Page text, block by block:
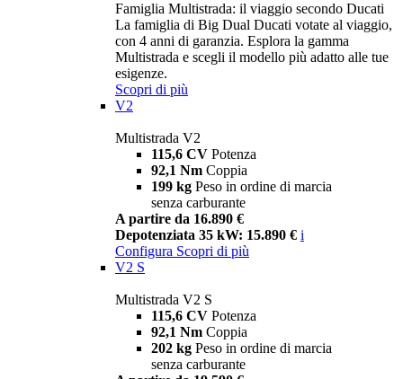
Famiglia Multistrada: il viaggio secondo Ducati
La famiglia di Big Dual Ducati votate al viaggio,
con 4 anni di garanzia. Esplora la gamma
Multistrada e scegli il modello più adatto alle tue
esigenze.
Scopri di più
V2
Multistrada V2
115,6 CV Potenza
92,1 Nm Coppia
199 kg Peso in ordine di marcia
senza carburante
A partire da 16.890 €
Depotenziata 35 kW: 15.890 € i
Configura Scopri di più
V2 S
Multistrada V2 S
115,6 CV Potenza
92,1 Nm Coppia
202 kg Peso in ordine di marcia
senza carburante